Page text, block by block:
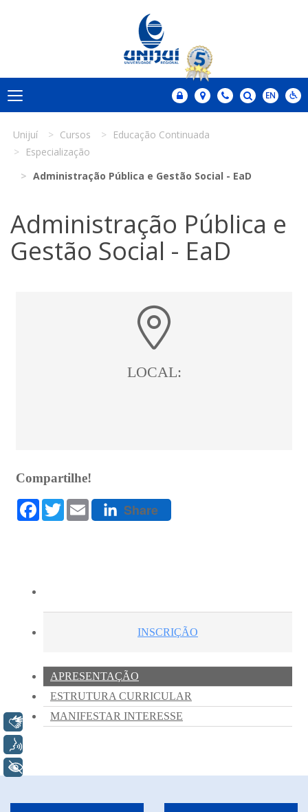
Unijuí Cursos
Educação Continuada
Especialização
Administração Pública e Gestão Social - EaD
Administração Pública e
Gestão Social - EaD
Libras